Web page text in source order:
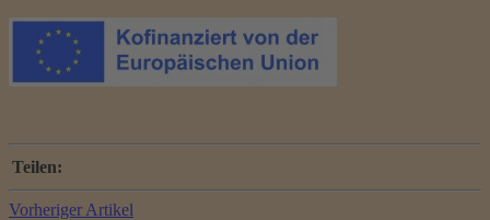
Teilen:
Vorheriger Artikel